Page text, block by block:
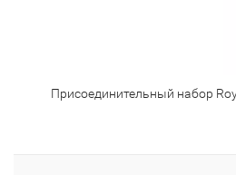
Присоединительный набор